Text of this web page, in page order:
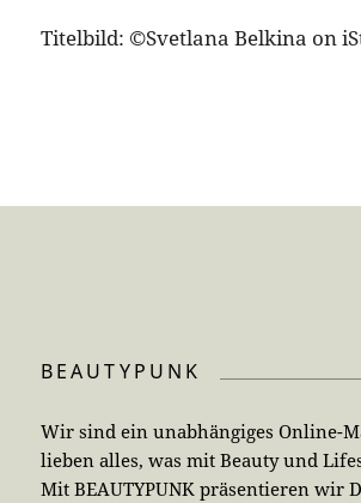
Titelbild: ©Svetlana Belkina on
BEAUTYPUNK
Wir sind ein unabhängiges Online-
lieben alles, was mit Beauty und
Mit BEAUTYPUNK präsentieren wir